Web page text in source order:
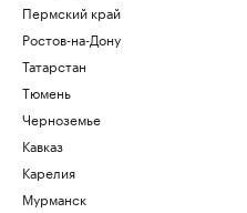
Пермский край
Ростов-на-Дону
Татарстан
Тюмень
Черноземье
Кавказ
Карелия
Мурманск